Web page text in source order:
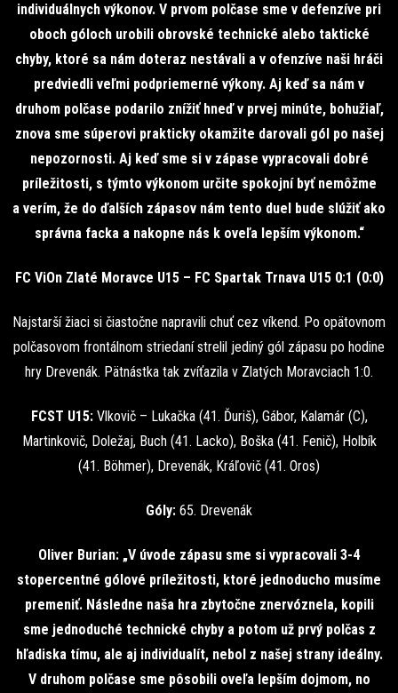
individuálnych výkonov. V prvom polčase sme v defenzíve pri
oboch góloch urobili obrovské technické alebo taktické
chyby, ktoré sa nám doteraz nestávali a v ofenzíve naši hráči
predviedli veľmi podpriemerné výkony. Aj keď sa nám v
druhom polčase podarilo znížiť hneď v prvej minúte, bohužiaľ,
znova sme súperovi prakticky okamžite darovali gól po našej
nepozornosti. Aj keď sme si v zápase vypracovali dobré
príležitosti, s týmto výkonom určite spokojní byť nemôžme
a verím, že do ďalších zápasov nám tento duel bude slúžiť ako
správna facka a nakopne nás k oveľa lepším výkonom.“
FC ViOn Zlaté Moravce U15 – FC Spartak Trnava U15 0:1 (0:0)
Najstarší žiaci si čiastočne napravili chuť cez víkend. Po opätovnom
polčasovom frontálnom striedaní strelil jediný gól zápasu po hodine
hry Drevenák. Pätnástka tak zvíťazila v Zlatých Moravciach 1:0.
FCST U15: Vlkovič – Lukačka (41. Ďuriš), Gábor, Kalamár (C),
Martinkovič, Doležaj, Buch (41. Lacko), Boška (41. Fenič), Holbík
(41. Böhmer), Drevenák, Kráľovič (41. Oros)
Góly: 65. Drevenák
Oliver Burian: „V úvode zápasu sme si vypracovali 3-4
stopercentné gólové príležitosti, ktoré jednoducho musíme
premeniť. Následne naša hra zbytočne znervóznela, kopili
sme jednoduché technické chyby a potom už prvý polčas z
hľadiska tímu, ale aj individualít, nebol z našej strany ideálny.
V druhom polčase sme pôsobili oveľa lepším dojmom, no